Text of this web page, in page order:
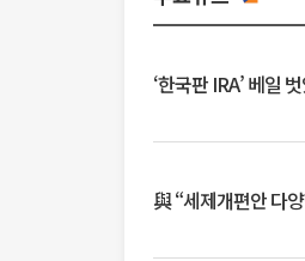
‘한국판 IRA’ 베일
與 “세제개편안 다